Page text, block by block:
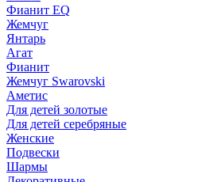
Фианит EQ
Жемчуг
Янтарь
Агат
Фианит
Жемчуг Swarovski
Аметис
Для детей золотые
Для детей серебряные
Женские
Подвески
Шармы